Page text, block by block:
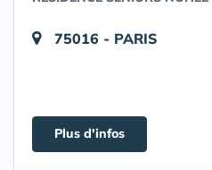
75016 - PARIS
Plus d'infos